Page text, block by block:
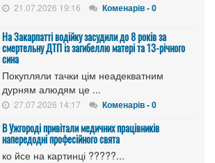
21.07.2026 19:16 Коменарів - 0
На Закарпатті водійку засудили до 8 років за
смертельну ДТП із загибеллю матері та 13-річного
сина
Покупляли тачки цім неадекватним
дурням алюдям це ...
27.07.2026 14:17 Коменарів - 0
В Ужгороді привітали медичних працівників
напередодні професійного свята
ко йсе на картинці ?????...